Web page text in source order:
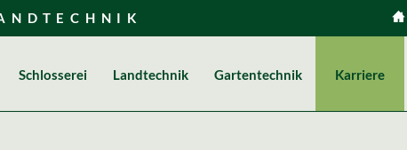
Schlosserei Landtechnik Gartentechnik Karriere